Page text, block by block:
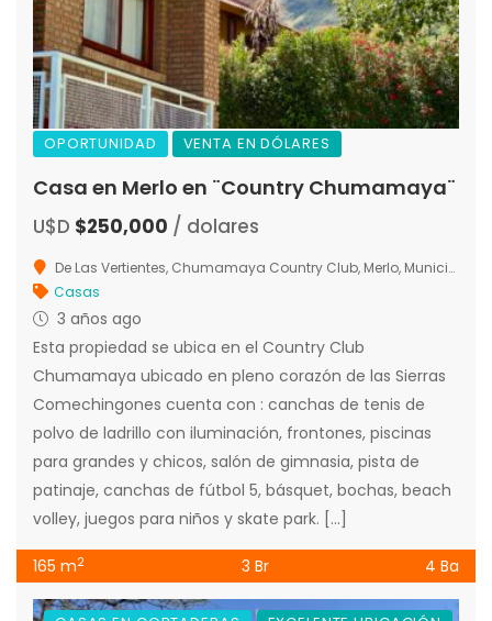
OPORTUNIDAD VENTA EN DÓLARES
Casa en Merlo en ¨Country Chumamaya¨
U$D $250,000 / dolares
De Las Vertientes, Chumamaya Country Club, Merlo, Municipio de Merlo, Junín, San Luis, 5881, Argentina
Casas
3 años ago
Esta propiedad se ubica en el Country Club
Chumamaya ubicado en pleno corazón de las Sierras
Comechingones cuenta con : canchas de tenis de
polvo de ladrillo con iluminación, frontones, piscinas
para grandes y chicos, salón de gimnasia, pista de
patinaje, canchas de fútbol 5, básquet, bochas, beach
volley, juegos para niños y skate park. […]
165 m2 3 Br 4 Ba